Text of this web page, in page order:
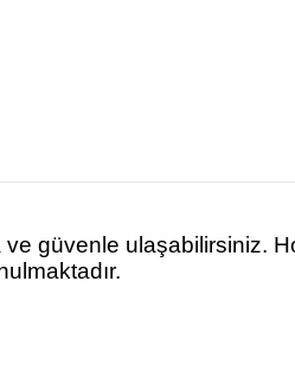
güvenle ulaşabilirsiniz.